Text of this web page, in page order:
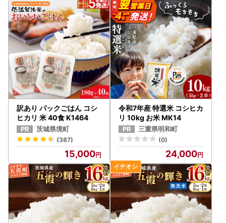
訳あり パックごはん コシ
ヒカリ 米 40食 K1464
茨城県境町
(387)
15,000
令和7年産 特選米 コシヒカ
リ 10kg お米 MK14
三重県明和町
(0)
24,000